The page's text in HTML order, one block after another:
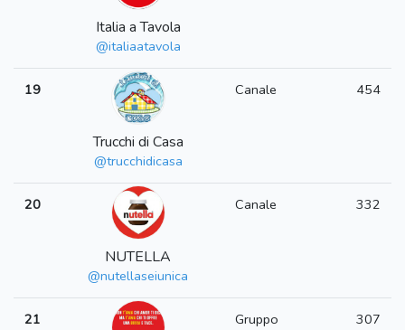
Italia a Tavola
@italiaatavola
19
Trucchi di Casa
@trucchidicasa
Canale 454
20
NUTELLA
@nutellaseiunica
Canale 332
21 Gruppo 307